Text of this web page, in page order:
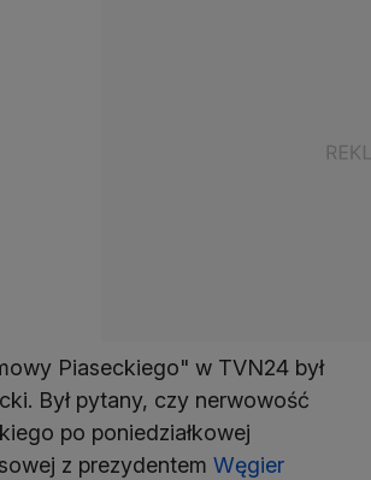
Piaseckiego" w TVN24 był
Był pytany, czy nerwowość
po poniedziałkowej
z prezydentem Węgier